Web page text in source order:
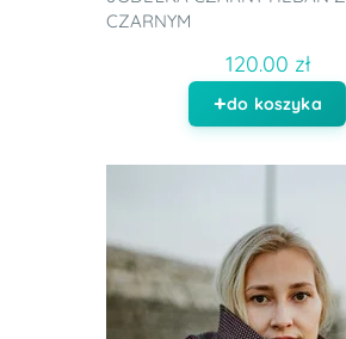
CZARNYM
120.00 zł
do koszyka